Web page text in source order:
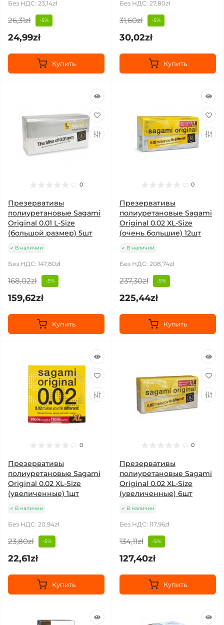
Без НДС: 23,14zł
26,31zł -5%
24,99zł
Купить
Без НДС: 27,80zł
31,60zł -5%
30,02zł
Купить
0
Презервативы
полиуретановые Sagami
Original 0.01 L-Size
(большой размер) 5шт
В наличии
Без НДС: 147,80zł
168,02zł -5%
159,62zł
Купить
0
Презервативы
полиуретановые Sagami
Original 0.02 XL-Size
(очень большие) 12шт
В наличии
Без НДС: 208,74zł
237,30zł -5%
225,44zł
Купить
0
Презервативы
полиуретановые Sagami
Original 0.02 XL-Size
(увеличенные) 1шт
В наличии
Без НДС: 20,94zł
23,80zł -5%
22,61zł
Купить
0
Презервативы
полиуретановые Sagami
Original 0.02 XL-Size
(увеличенные) 6шт
В наличии
Без НДС: 117,96zł
134,11zł -5%
127,40zł
Купить